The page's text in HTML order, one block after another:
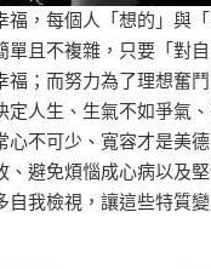
福，每個人「想的」與
單且不複雜，只要「對
福；而努力為了理想奮
定人生、生氣不如爭氣
心不可少、寬容才是美
、避免煩惱成心病以及
自我檢視，讓這些特質